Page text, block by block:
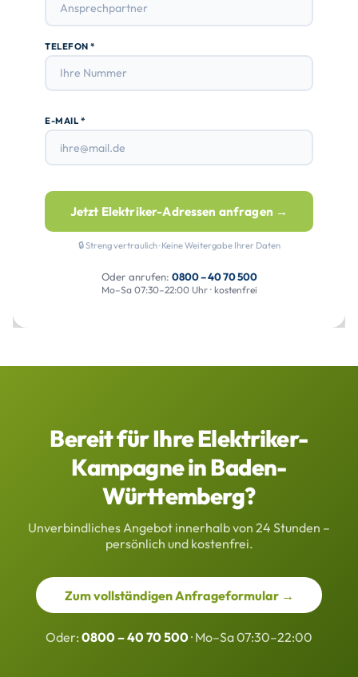
TELEFON *
E-MAIL *
Jetzt Elektriker-Adressen anfragen →
🔒 Streng vertraulich · Keine Weitergabe Ihrer Daten
Oder anrufen: 0800 – 40 70 500
Mo–Sa 07:30–22:00 Uhr · kostenfrei
Bereit für Ihre Elektriker-
Kampagne in Baden-
Württemberg?
Unverbindliches Angebot innerhalb von 24 Stunden –
persönlich und kostenfrei.
Zum vollständigen Anfrageformular →
Oder: 0800 – 40 70 500· Mo–Sa 07:30–22:00